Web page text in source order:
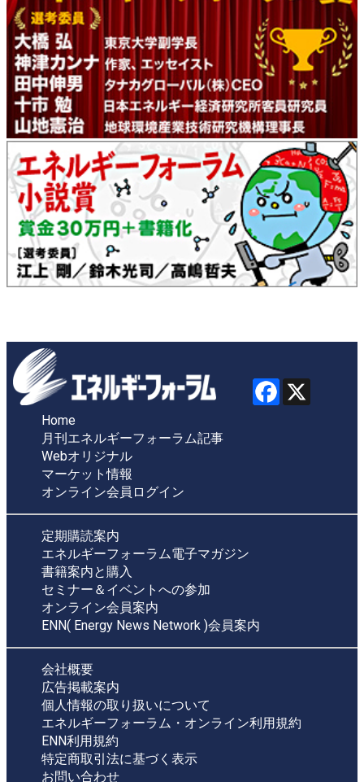
Home
月刊エネルギーフォーラム記事
Webオリジナル
マーケット情報
オンライン会員ログイン
定期購読案内
エネルギーフォーラム電子マガジン
書籍案内と購入
セミナー＆イベントへの参加
オンライン会員案内
ENN( Energy News Network )会員案内
会社概要
広告掲載案内
個人情報の取り扱いについて
エネルギーフォーラム・オンライン利用規約
ENN利用規約
特定商取引法に基づく表示
お問い合わせ